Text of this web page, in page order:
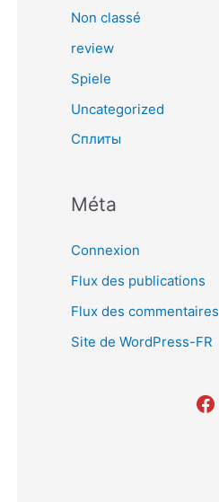
Non classé
review
Spiele
Uncategorized
Сплиты
Méta
Connexion
Flux des publications
Flux des commentaires
Site de WordPress-FR